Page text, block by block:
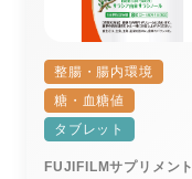
整腸・腸内環境
糖・血糖値
タブレット
FUJIFILMサプリメント